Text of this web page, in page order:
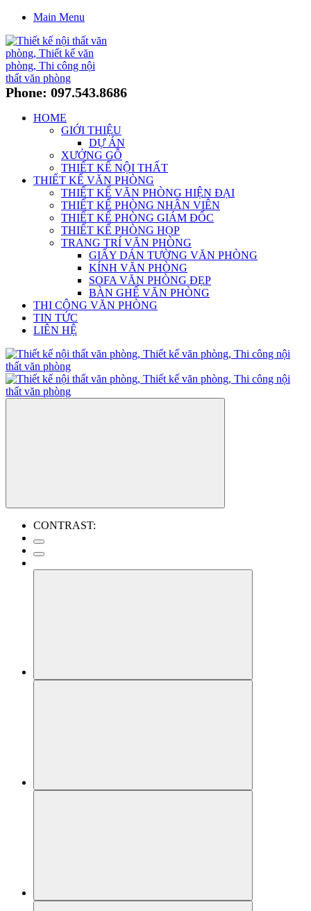
Main Menu
Phone: 097.543.8686
HOME
GIỚI THIỆU
DỰ ÁN
XƯỞNG GỖ
THIẾT KẾ NỘI THẤT
THIẾT KẾ VĂN PHÒNG
THIẾT KẾ VĂN PHÒNG HIỆN ĐẠI
THIẾT KẾ PHÒNG NHÂN VIÊN
THIẾT KẾ PHÒNG GIÁM ĐỐC
THIẾT KẾ PHÒNG HỌP
TRANG TRÍ VĂN PHÒNG
GIẤY DÁN TƯỜNG VĂN PHÒNG
KÍNH VĂN PHÒNG
SOFA VĂN PHÒNG ĐẸP
BÀN GHẾ VĂN PHÒNG
THI CÔNG VĂN PHÒNG
TIN TỨC
LIÊN HỆ
CONTRAST: